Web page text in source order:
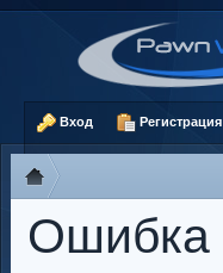
Вход Регистрация
Ошибка